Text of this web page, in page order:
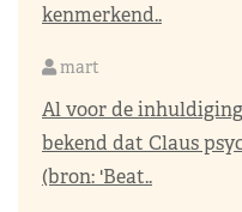
kenmerkend..
mart
Al voor de
bekend dat Claus
(bron: 'Beat..